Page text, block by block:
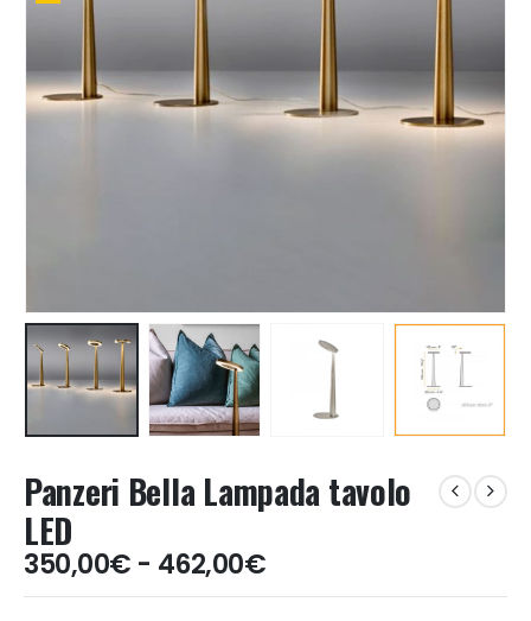
Panzeri Bella Lampada tavolo
LED
350,00€ - 462,00€Fascia
di